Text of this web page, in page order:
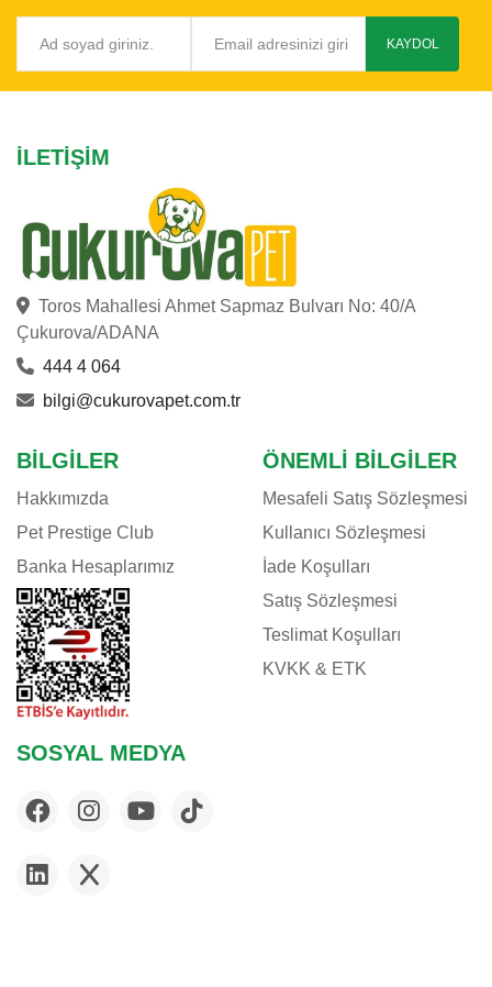
KAYDOL
İLETIŞIM
Toros Mahallesi Ahmet Sapmaz Bulvarı No: 40/A
Çukurova/ADANA
444 4 064
bilgi@cukurovapet.com.tr
BILGILER
Hakkımızda
Pet Prestige Club
Banka Hesaplarımız
ÖNEMLI BILGILER
Mesafeli Satış Sözleşmesi
Kullanıcı Sözleşmesi
İade Koşulları
Satış Sözleşmesi
Teslimat Koşulları
KVKK & ETK
SOSYAL MEDYA